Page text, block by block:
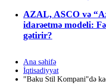
AZAL, ASCO və
idarəetmə modeli:
gətirir?
Ana səhifə
İqtisadiyyat
"Baku Stil Kompani"də